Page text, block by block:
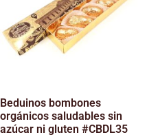
Beduinos bombones
orgánicos saludables sin
azúcar ni gluten #CBDL35